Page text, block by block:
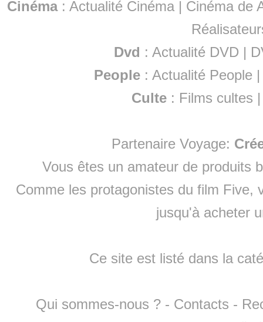
Cinéma: Actualité Cinéma | Cinéma de
Dvd : Actualité DVD |
People :Actualité People
Culte : Films cultes
Partenaire Voyage:
Vous êtes un amateur de produits
Comme les protagonistes du film Five,
jusqu'à acheter
Ce site est listé dans la
Qui sommes-nous ? - Contacts -